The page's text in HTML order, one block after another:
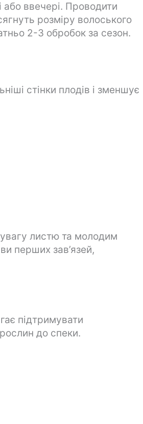
ввечері. Проводити
розміру волоського
2-3 обробок за сезон.
стінки плодів і зменшує
листю та молодим
перших зав’язей,
підтримувати
до спеки.